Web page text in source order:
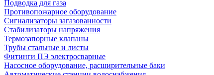
Подводка для газа
Противопожарное оборудование
Сигнализаторы загазованности
Стабилизаторы напряжения
Термозапорные клапаны
Трубы стальные и листы
Фитинги ПЭ электросварные
Насосное оборудование, расширительные баки